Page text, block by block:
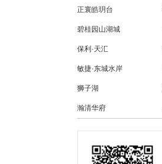
正寰皓玥台
碧桂园山湖城
保利·天汇
敏捷·东城水岸
狮子湖
瀚清华府